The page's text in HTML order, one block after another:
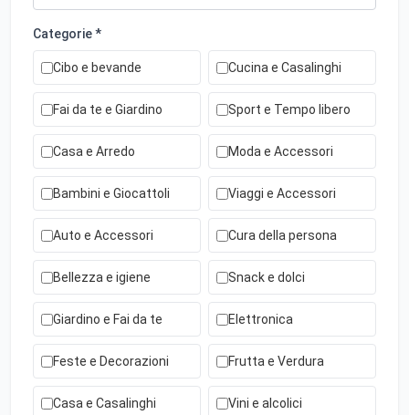
Categorie *
Cibo e bevande Cucina e Casalinghi
Fai da te e Giardino Sport e Tempo libero
Casa e Arredo Moda e Accessori
Bambini e Giocattoli Viaggi e Accessori
Auto e Accessori Cura della persona
Bellezza e igiene Snack e dolci
Giardino e Fai da te Elettronica
Feste e Decorazioni Frutta e Verdura
Casa e Casalinghi Vini e alcolici